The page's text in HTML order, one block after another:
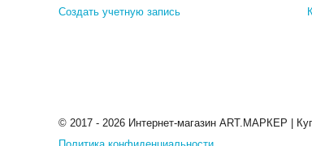
Создать учетную запись
© 2017 - 2026 Интернет-магазин ART.МАРКЕР |